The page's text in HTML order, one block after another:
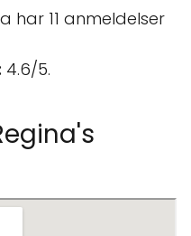
har 11 anmeldelser
4.6/5.